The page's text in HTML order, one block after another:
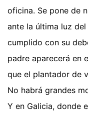
oficina. Se pone de
ante la última luz
cumplido con su
padre aparecerá en
que el plantador de
No habrá grandes
Y en Galicia, donde